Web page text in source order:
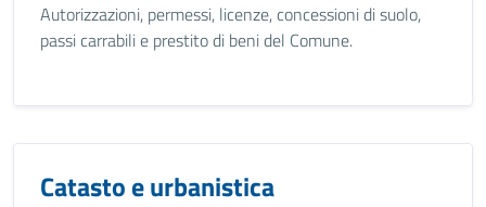
Autorizzazioni, permessi, licenze, concessioni di suolo,
passi carrabili e prestito di beni del Comune.
Catasto e urbanistica